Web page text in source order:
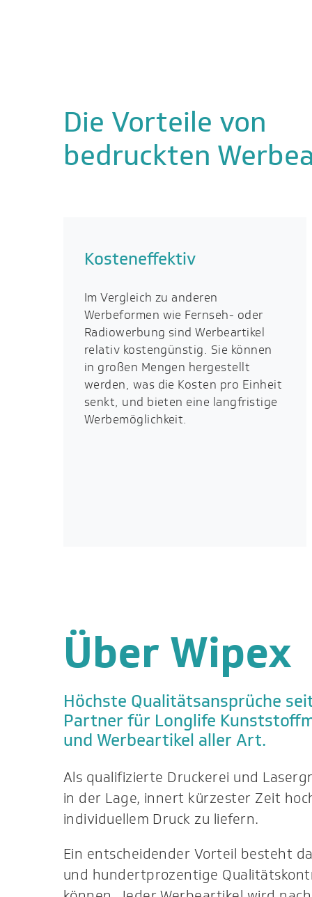
Die Vorteile von
bedruckten
Kosteneffektiv
Im Vergleich zu anderen
Werbeformen wie Fernseh- oder
Radiowerbung sind Werbeartikel
relativ kostengünstig. Sie können
in großen Mengen hergestellt
werden, was die Kosten pro Einheit
senkt, und bieten eine langfristige
Werbemöglichkeit.
Über Wipex
Höchste Qualitätsansprüche
Partner für Longlife
und Werbeartikel aller Art.
Als qualifizierte Druckerei und
in der Lage, innert kürzester Zeit
individuellem Druck zu liefern.
Ein entscheidender Vorteil besteht
und hundertprozentige